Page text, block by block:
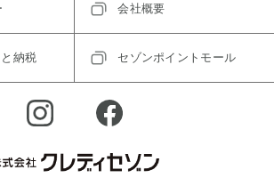
会社概要
納税 セゾンポイントモール